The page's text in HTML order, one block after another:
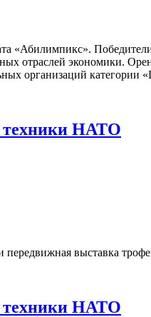
«Абилимпикс».
экономики.
организаций категории
техники НАТО
выставка
техники НАТО